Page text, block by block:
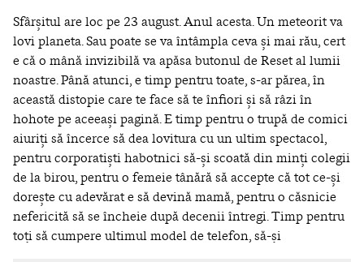
Sfârșitul are loc pe 23 august. Anul acesta. Un meteorit va
lovi planeta. Sau poate se va întâmpla ceva și mai rău, cert
e că o mână invizibilă va apăsa butonul de Reset al lumii
noastre. Până atunci, e timp pentru toate, s-ar părea, în
această distopie care te face să te înfiori și să râzi în
hohote pe aceeași pagină. E timp pentru o trupă de comici
aiuriți să încerce să dea lovitura cu un ultim spectacol,
pentru corporatiști habotnici să-și scoată din minți colegii
de la birou, pentru o femeie tânără să accepte că tot ce-și
dorește cu adevărat e să devină mamă, pentru o căsnicie
nefericită să se încheie după decenii întregi. Timp pentru
toți să cumpere ultimul model de telefon, să-și